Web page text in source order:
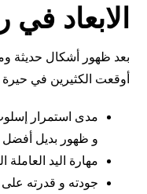
الابعاد
بعد ظهور أشكال حديثة
أوقعت الكثيرين في
مدى استمرار
و ظهور بديل
مهارة اليد العاملة
جودته و قدرته على